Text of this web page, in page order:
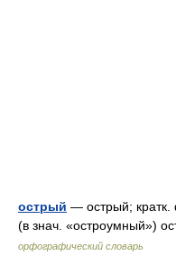
острый — острый; кратк.
(в знач. «остроумный»)
орфографический словарь